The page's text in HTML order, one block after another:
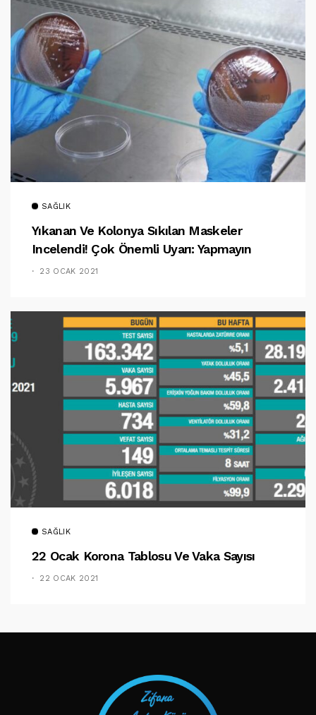
SAĞLIK
Yıkanan Ve Kolonya Sıkılan Maskeler
Incelendi! Çok Önemli Uyarı: Yapmayın
23 OCAK 2021
SAĞLIK
22 Ocak Korona Tablosu Ve Vaka Sayısı
22 OCAK 2021
TAKIP ET